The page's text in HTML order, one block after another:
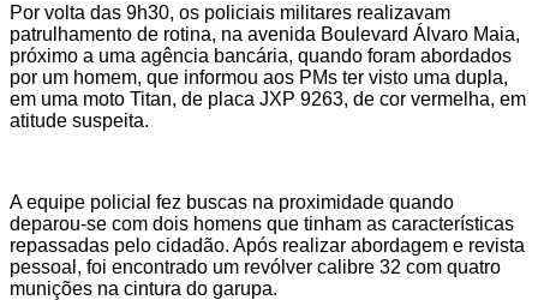
Por volta das 9h30, os policiais militares realizavam
patrulhamento de rotina, na avenida Boulevard Álvaro Maia,
próximo a uma agência bancária, quando foram abordados
por um homem, que informou aos PMs ter visto uma dupla,
em uma moto Titan, de placa JXP 9263, de cor vermelha, em
atitude suspeita.
A equipe policial fez buscas na proximidade quando
deparou-se com dois homens que tinham as características
repassadas pelo cidadão. Após realizar abordagem e revista
pessoal, foi encontrado um revólver calibre 32 com quatro
munições na cintura do garupa.